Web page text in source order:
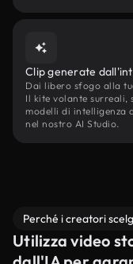
Clip generate
Dai libero sfogo alla
Il kite volante surreali,
modelli di intelligenza
nel nostro AI Studio.
Perché i creatori
Utilizza video